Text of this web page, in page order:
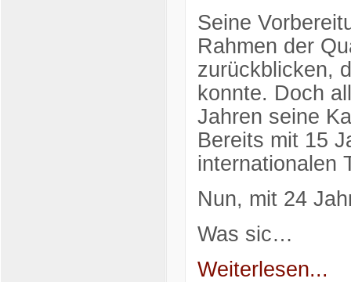
Seine
Rahmen der
zurückblicken,
konnte. Doch
Jahren seine
Bereits mit 15
internationalen
Nun, mit 24
Was sic…
Weiterlesen...